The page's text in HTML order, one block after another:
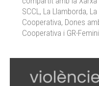
SCCL, La Llamborda,
Cooperativa, Dones
Cooperativa i GR-